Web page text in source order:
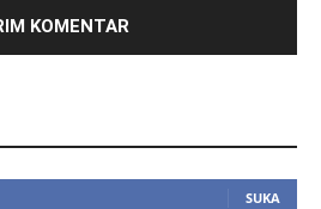
SUKA